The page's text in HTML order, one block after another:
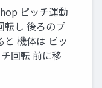
ピッチ運動
転し 後ろのプ
と 機体は ピッ
回転 前に移